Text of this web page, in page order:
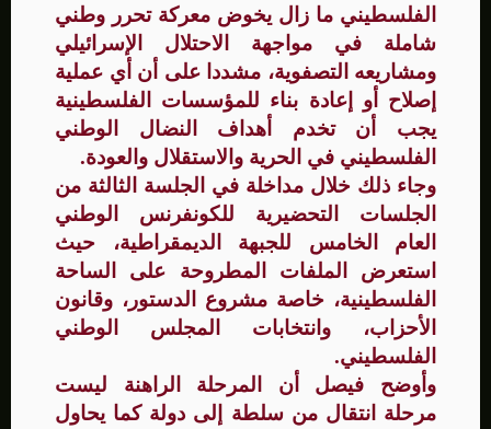
الفلسطيني ما زال يخوض معركة تحرر وطني
شاملة في مواجهة الاحتلال الإسرائيلي
ومشاريعه التصفوية، مشددا على أن أي عملية
إصلاح أو إعادة بناء للمؤسسات الفلسطينية
يجب أن تخدم أهداف النضال الوطني
الفلسطيني في الحرية والاستقلال والعودة.
وجاء ذلك خلال مداخلة في الجلسة الثالثة من
الجلسات التحضيرية للكونفرنس الوطني
العام الخامس للجبهة الديمقراطية، حيث
استعرض الملفات المطروحة على الساحة
الفلسطينية، خاصة مشروع الدستور، وقانون
الأحزاب، وانتخابات المجلس الوطني
الفلسطيني.
وأوضح فيصل أن المرحلة الراهنة ليست
مرحلة انتقال من سلطة إلى دولة كما يحاول